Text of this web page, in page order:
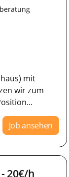
mit
wir zum
Job ansehen
20€/h